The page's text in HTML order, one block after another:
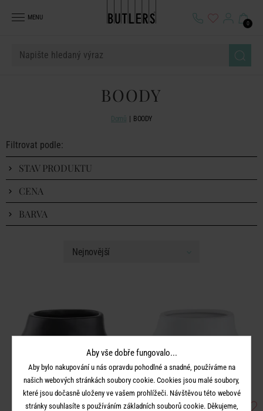
MENU
0
BOODY
Domů BOODY
Filtrovat podle:
STAV PRODUKTU
CENA
BARVA
Aby vše dobře fungovalo...
Aby bylo nakupování u nás opravdu pohodlné a snadné, používáme na
našich webových stránkách soubory cookie. Cookies jsou malé soubory,
které jsou dočasně uloženy ve vašem prohlížeči. Návštěvou této webové
stránky souhlasíte s používáním základních souborů cookie. Děkujeme,